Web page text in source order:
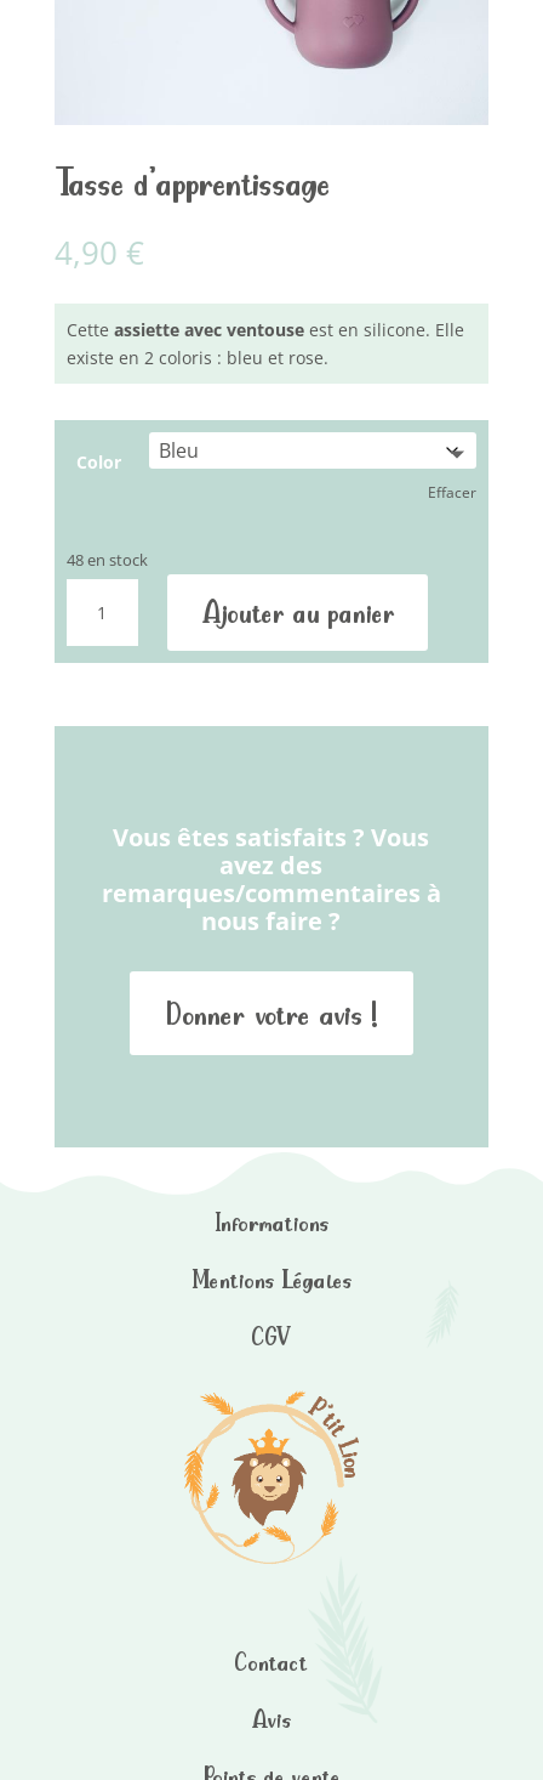
Tasse d’apprentissage
4,90 €
Cette assiette avec ventouse est en silicone. Elle
existe en 2 coloris : bleu et rose.
Color
Effacer
48 en stock
Tasse
Ajouter au panier
Vous êtes satisfaits ? Vous
avez des
remarques/commentaires à
nous faire ?
Donner votre avis !
Informations
Mentions Légales
CGV
Contact
Avis